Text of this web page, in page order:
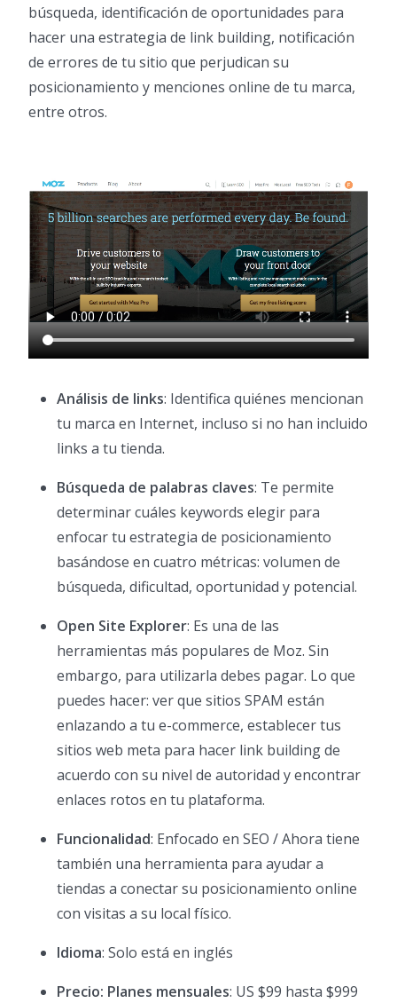
búsqueda, identificación de oportunidades para
hacer una estrategia de link building, notificación
de errores de tu sitio que perjudican su
posicionamiento y menciones online de tu marca,
entre otros.
Análisis de links: Identifica quiénes mencionan
tu marca en Internet, incluso si no han incluido
links a tu tienda.
Búsqueda de palabras claves: Te permite
determinar cuáles keywords elegir para
enfocar tu estrategia de posicionamiento
basándose en cuatro métricas: volumen de
búsqueda, dificultad, oportunidad y potencial.
Open Site Explorer: Es una de las
herramientas más populares de Moz. Sin
embargo, para utilizarla debes pagar. Lo que
puedes hacer: ver que sitios SPAM están
enlazando a tu e-commerce, establecer tus
sitios web meta para hacer link building de
acuerdo con su nivel de autoridad y encontrar
enlaces rotos en tu plataforma.
Funcionalidad: Enfocado en SEO / Ahora tiene
también una herramienta para ayudar a
tiendas a conectar su posicionamiento online
con visitas a su local físico.
Idioma: Solo está en inglés
Precio: Planes mensuales: US $99 hasta $999